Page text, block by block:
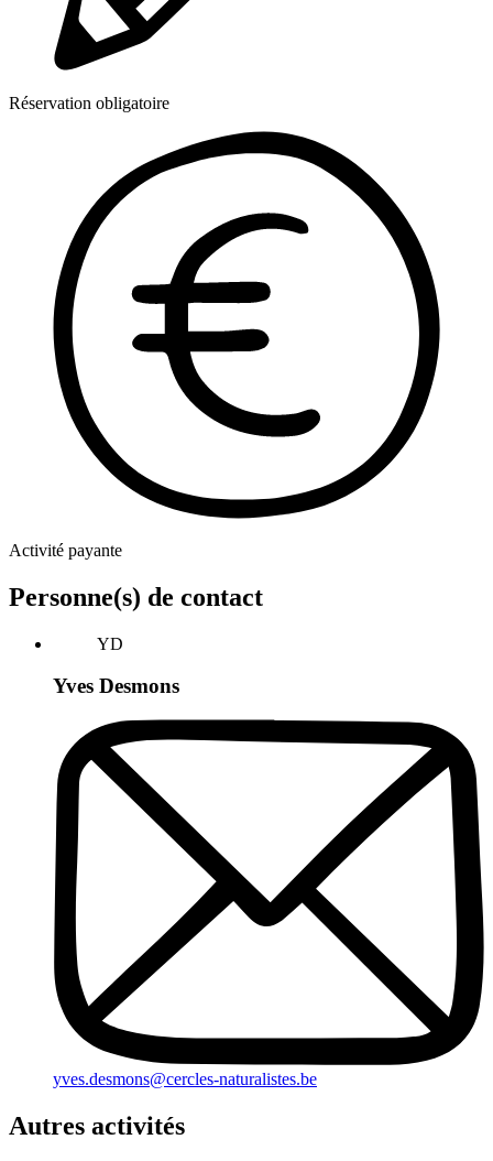
Réservation obligatoire
Activité payante
Personne(s) de contact
YD
Yves Desmons
yves.desmons@cercles-naturalistes.be
Autres activités